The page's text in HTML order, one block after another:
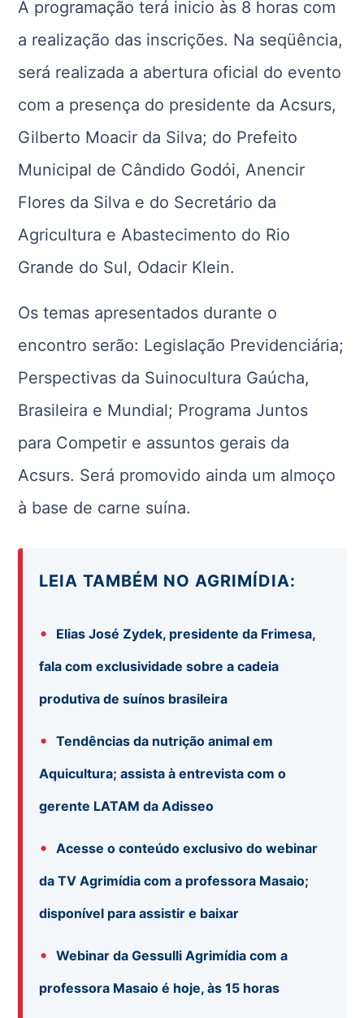
A programação terá inicio às 8 horas com
a realização das inscrições. Na seqüência,
será realizada a abertura oficial do evento
com a presença do presidente da Acsurs,
Gilberto Moacir da Silva; do Prefeito
Municipal de Cândido Godói, Anencir
Flores da Silva e do Secretário da
Agricultura e Abastecimento do Rio
Grande do Sul, Odacir Klein.
Os temas apresentados durante o
encontro serão: Legislação Previdenciária;
Perspectivas da Suinocultura Gaúcha,
Brasileira e Mundial; Programa Juntos
para Competir e assuntos gerais da
Acsurs. Será promovido ainda um almoço
à base de carne suína.
LEIA TAMBÉM NO AGRIMÍDIA:
•
Elias José Zydek, presidente da Frimesa,
fala com exclusividade sobre a cadeia
produtiva de suínos brasileira
•
Tendências da nutrição animal em
Aquicultura; assista à entrevista com o
gerente LATAM da Adisseo
•
Acesse o conteúdo exclusivo do webinar
da TV Agrimídia com a professora Masaio;
disponível para assistir e baixar
•
Webinar da Gessulli Agrimídia com a
professora Masaio é hoje, às 15 horas